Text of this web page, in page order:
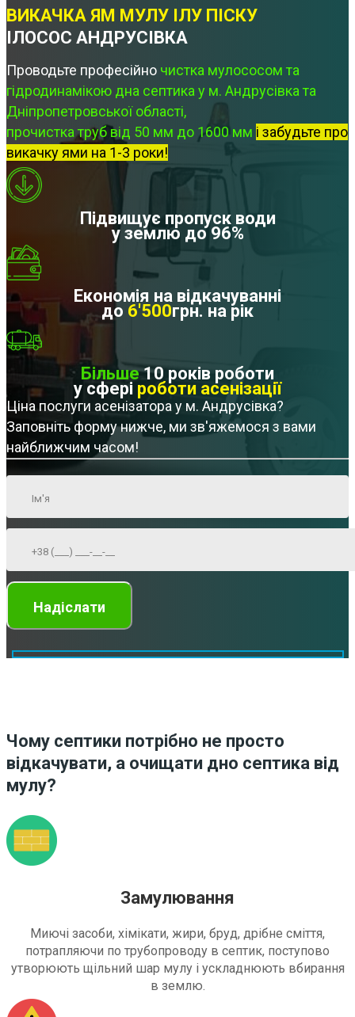
ВИКАЧКА ЯМ МУЛУ ІЛУ ПІСКУ
ІЛОСОС АНДРУСІВКА
Проводьте професійно чистка мулососом та
гідродинамікою дна септика у м. Андрусівка та
Дніпропетровської області,
прочистка труб від 50 мм до 1600 мм і забудьте про
викачку ями на 1-3 роки!
Підвищує пропуск води
у землю до 96%
Економія на відкачуванні
до 6'500грн. на рік
Більше10 років роботи
у сфері роботи асенізації
Ціна послуги асенізатора у м. Андрусівка?
Заповніть форму нижче, ми зв'яжемося з вами
найближчим часом!
Чому септики потрібно не просто
відкачувати, а очищати дно септика від
мулу?
Замулювання
Миючі засоби, хімікати, жири, бруд, дрібне сміття,
потрапляючи по трубопроводу в септик, поступово
утворюють щільний шар мулу і ускладнюють вбирання
в землю.